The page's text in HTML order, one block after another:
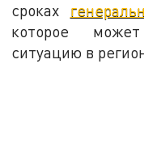
сроках
которое
ситуацию в